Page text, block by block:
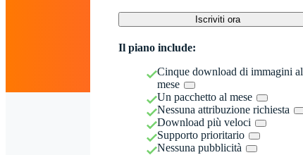
Iscriviti ora
Il piano include:
Cinque download di immagini al
mese
Un pacchetto al mese
Nessuna attribuzione richiesta
Download più veloci
Supporto prioritario
Nessuna pubblicità